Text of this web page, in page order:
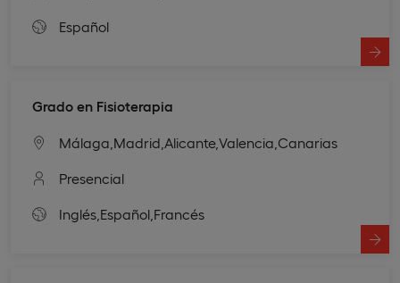
Español
Grado en Fisioterapia
Málaga, Madrid, Alicante,Valencia, Canarias
Presencial
Inglés, Español, Francés